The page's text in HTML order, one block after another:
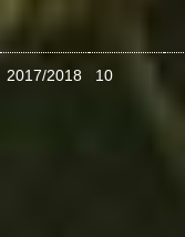
2017/2018 10